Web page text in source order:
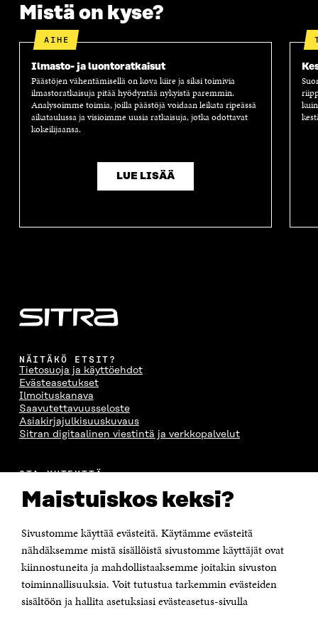
Maistuiskos keksi?
Sivustomme käyttää evästeitä. Käytämme evästeitä
nähdäksemme mistä sisällöistä sivustomme käyttäjät ovat
kiinnostuneita ja mahdollistaaksemme joitakin sivuston
toiminnallisuuksia. Voit tutustua tarkemmin evästeiden
sisältöön ja hallita asetuksiasi evästeasetus-sivulla
Mistä on kyse?
AIHE
Ilmasto- ja luontoratkaisut
Päästöjen vähentämisellä on kova kiire ja siksi toimivia
ilmastoratkaisuja pitää hyödyntää nykyistä paremmin.
Analysoimme toimia, joilla päästöjä voidaan leikata ripeässä
aikataulussa ja visioimme uusia ratkaisuja, jotka odottavat
kokeilijaansa.
LUE LISÄÄ
NÄITÄKÖ ETSIT?
Tietosuoja ja käyttöehdot
Evästeasetukset
Ilmoituskanava
Saavutettavuusseloste
Asiakirjajulkisuuskuvaus
Sitran digitaalinen viestintä ja verkkopalvelut
OTA YHTEYTTÄ
Itämerenkatu 11-13, PL 160,
00181 Helsinki
Puhelin +358 294 618 991
Sähköpostiosoite
Saapumisohjeet
Y-tunnus 0202132-3